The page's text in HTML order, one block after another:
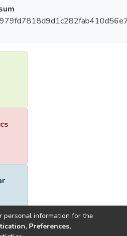
personal information for the
Preferences,